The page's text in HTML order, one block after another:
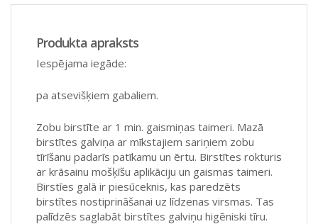
Produkta apraksts
Iespējama iegāde:
pa atsevišķiem gabaliem.
Zobu birstīte ar 1 min. gaismiņas taimeri. Mazā
birstītes galviņa ar mīkstajiem sariņiem zobu
tīrīšanu padarīs patīkamu un ērtu. Birstītes rokturis
ar krāsainu mošķīšu aplikāciju un gaismas taimeri.
Birstīes galā ir piesūceknis, kas paredzēts
birstītes nostiprināšanai uz līdzenas virsmas. Tas
palīdzēs saglabāt birstītes galviņu higēniski tīru.